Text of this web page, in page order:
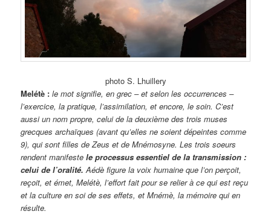
photo S. Lhuillery
Melétè : le mot signifie, en grec – et selon les occurrences –
l’exercice, la pratique, l’assimilation, et encore, le soin. C’est
aussi un nom propre, celui de la deuxième des trois muses
grecques archaïques (avant qu’elles ne soient dépeintes comme
9), qui sont filles de Zeus et de Mnémosyne. Les trois soeurs
rendent manifeste le processus essentiel de la transmission :
celui de l’oralité. Aédè figure la voix humaine que l’on perçoit,
reçoit, et émet, Melétè, l’effort fait pour se relier à ce qui est reçu
et la culture en soi de ses effets, et Mnémè, la mémoire qui en
résulte.